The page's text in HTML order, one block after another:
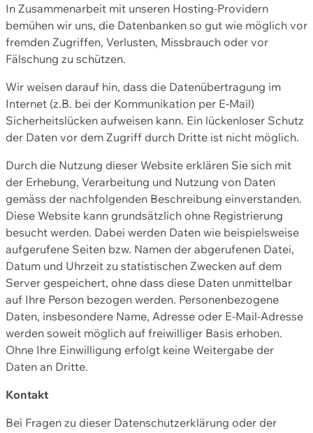
In Zusammenarbeit mit unseren Hosting-Providern
bemühen wir uns, die Datenbanken so gut wie möglich vor
fremden Zugriffen, Verlusten, Missbrauch oder vor
Fälschung zu schützen.
Wir weisen darauf hin, dass die Datenübertragung im
Internet (z.B. bei der Kommunikation per E-Mail)
Sicherheitslücken aufweisen kann. Ein lückenloser Schutz
der Daten vor dem Zugriff durch Dritte ist nicht möglich.
Durch die Nutzung dieser Website erklären Sie sich mit
der Erhebung, Verarbeitung und Nutzung von Daten
gemäss der nachfolgenden Beschreibung einverstanden.
Diese Website kann grundsätzlich ohne Registrierung
besucht werden. Dabei werden Daten wie beispielsweise
aufgerufene Seiten bzw. Namen der abgerufenen Datei,
Datum und Uhrzeit zu statistischen Zwecken auf dem
Server gespeichert, ohne dass diese Daten unmittelbar
auf Ihre Person bezogen werden. Personenbezogene
Daten, insbesondere Name, Adresse oder E-Mail-Adresse
werden soweit möglich auf freiwilliger Basis erhoben.
Ohne Ihre Einwilligung erfolgt keine Weitergabe der
Daten an Dritte.
Kontakt
Bei Fragen zu dieser Datenschutzerklärung oder der